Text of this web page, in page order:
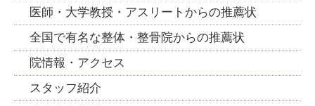
医師・大学教授・アスリートからの推薦状
全国で有名な整体・整骨院からの推薦状
院情報・アクセス
スタッフ紹介